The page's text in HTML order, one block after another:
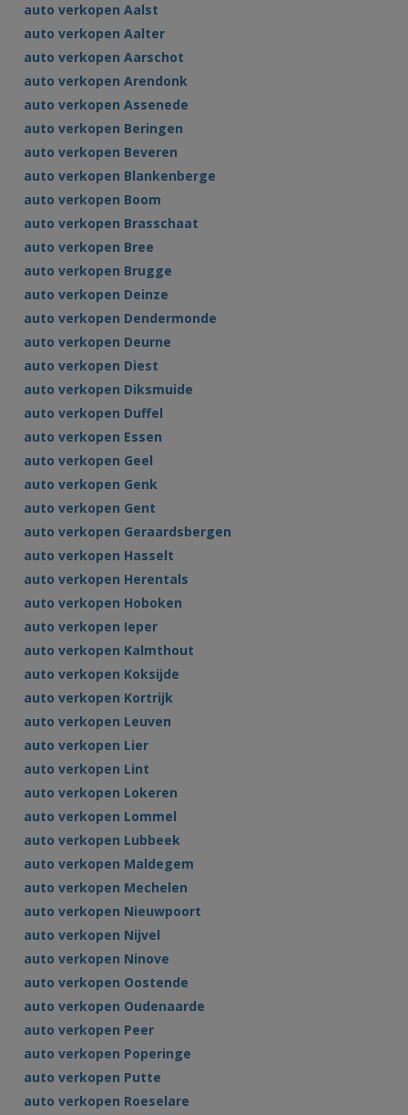
auto verkopen Aalst
auto verkopen Aalter
auto verkopen Aarschot
auto verkopen Arendonk
auto verkopen Assenede
auto verkopen Beringen
auto verkopen Beveren
auto verkopen Blankenberge
auto verkopen Boom
auto verkopen Brasschaat
auto verkopen Bree
auto verkopen Brugge
auto verkopen Deinze
auto verkopen Dendermonde
auto verkopen Deurne
auto verkopen Diest
auto verkopen Diksmuide
auto verkopen Duffel
auto verkopen Essen
auto verkopen Geel
auto verkopen Genk
auto verkopen Gent
auto verkopen Geraardsbergen
auto verkopen Hasselt
auto verkopen Herentals
auto verkopen Hoboken
auto verkopen Ieper
auto verkopen Kalmthout
auto verkopen Koksijde
auto verkopen Kortrijk
auto verkopen Leuven
auto verkopen Lier
auto verkopen Lint
auto verkopen Lokeren
auto verkopen Lommel
auto verkopen Lubbeek
auto verkopen Maldegem
auto verkopen Mechelen
auto verkopen Nieuwpoort
auto verkopen Nijvel
auto verkopen Ninove
auto verkopen Oostende
auto verkopen Oudenaarde
auto verkopen Peer
auto verkopen Poperinge
auto verkopen Putte
auto verkopen Roeselare